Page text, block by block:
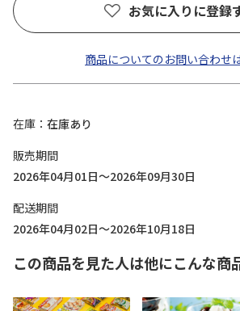
お気に入りに登録
商品についてのお問い合わせ
在庫
在庫あり
販売期間
2026年04月01日～2026年09月30日
配送期間
2026年04月02日～2026年10月18日
この商品を見た人は他にこんな商